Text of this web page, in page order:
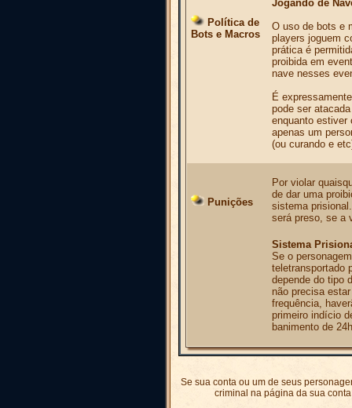
Política de
Bots e Macros
Jogando de
O uso de bots e
players joguem
prática é
proibida em
nave nesses
É
pode ser
enquanto estiver
apenas um
(ou curando e
Punições
Por violar
de dar uma
sistema
será preso, se a
Sistema
Se o
teletransportado
depende do tipo
não precisa
frequência,
primeiro indício
banimento de
Se sua conta ou um de seus
criminal na página da sua